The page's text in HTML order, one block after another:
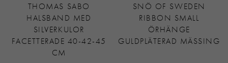
THOMAS SABO
HALSBAND MED
SILVERKULOR
FACETTERADE 40-42-45
CM
SNÖ OF SWEDEN
RIBBON SMALL
ÖRHÄNGE
GULDPLÄTERAD MÄSSING